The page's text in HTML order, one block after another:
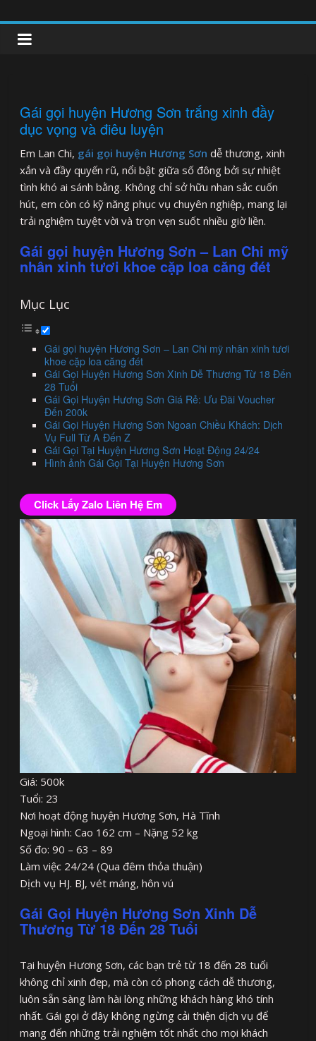
to
content
clipnonglive.com
Gái gọi huyện Hương Sơn trắng xinh đầy
dục vọng và điêu luyện
Em Lan Chi, gái gọi huyện Hương Sơn dễ thương, xinh
xắn và đầy quyến rũ, nổi bật giữa số đông bởi sự nhiệt
tình khó ai sánh bằng. Không chỉ sở hữu nhan sắc cuốn
hút, em còn có kỹ năng phục vụ chuyên nghiệp, mang lại
trải nghiệm tuyệt vời và trọn vẹn suốt nhiều giờ liền.
Gái gọi huyện Hương Sơn – Lan Chi mỹ
nhân xinh tươi khoe cặp loa căng đét
Mục Lục
Gái gọi huyện Hương Sơn – Lan Chi mỹ nhân xinh tươi
khoe cặp loa căng đét
Gái Gọi Huyện Hương Sơn Xinh Dễ Thương Từ 18 Đến
28 Tuổi
Gái Gọi Huyện Hương Sơn Giá Rẻ: Ưu Đãi Voucher
Đến 200k
Gái Gọi Huyện Hương Sơn Ngoan Chiều Khách: Dịch
Vụ Full Từ A Đến Z
Gái Gọi Tại Huyện Hương Sơn Hoạt Động 24/24
Hình ảnh Gái Gọi Tại Huyện Hương Sơn
Click Lấy Zalo Liên Hệ Em
Giá: 500k
Tuổi: 23
Nơi hoạt động huyện Hương Sơn, Hà Tĩnh
Ngoại hình: Cao 162 cm – Nặng 52 kg
Số đo: 90 – 63 – 89
Làm việc 24/24 (Qua đêm thỏa thuận)
Dịch vụ HJ. BJ, vét máng, hôn vú
Gái Gọi Huyện Hương Sơn Xinh Dễ
Thương Từ 18 Đến 28 Tuổi
Tại huyện Hương Sơn, các bạn trẻ từ 18 đến 28 tuổi
không chỉ xinh đẹp, mà còn có phong cách dễ thương,
luôn sẵn sàng làm hài lòng những khách hàng khó tính
nhất. Gái gọi ở đây không ngừng cải thiện dịch vụ để
mang đến những trải nghiệm tốt nhất cho mọi khách